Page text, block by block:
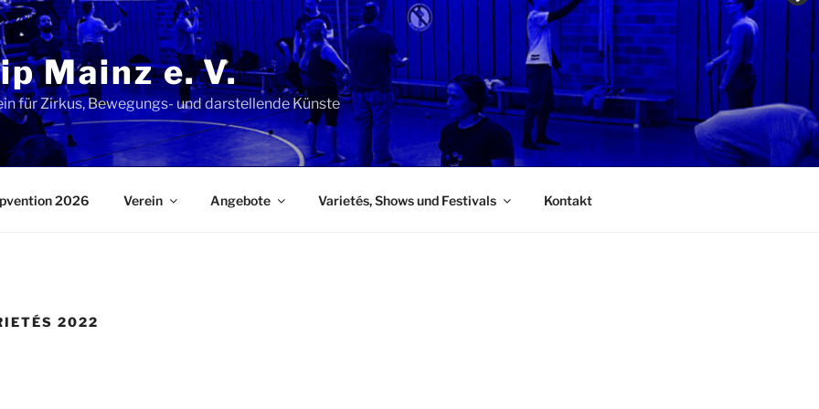
Mainz e. V.
für Zirkus, Bewegungs- und darstellende Künste
2026 Verein Angebote Varietés, Shows und Festivals Kontakt
2022